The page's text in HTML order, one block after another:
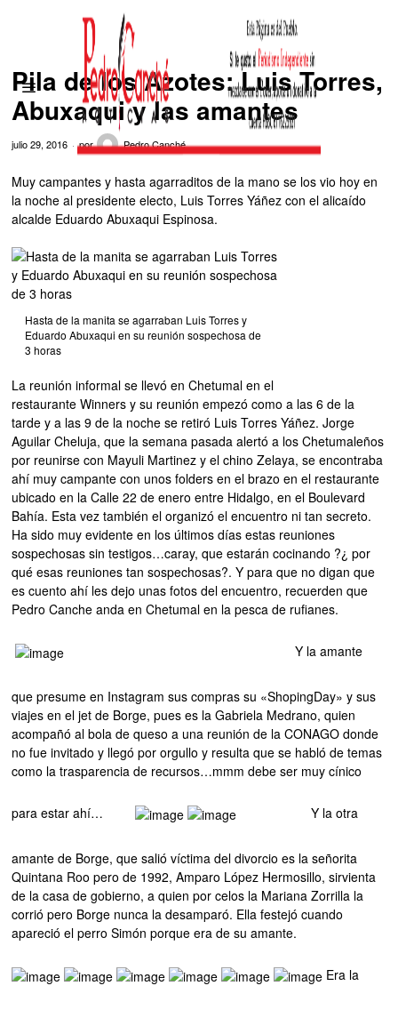
Pila de los Azotes: Luis Torres,
Abuxaqui y las amantes
julio 29, 2016 por Pedro Canché
Muy campantes y hasta agarraditos de la mano se los vio hoy en
la noche al presidente electo, Luis Torres Yáñez con el alicaído
alcalde Eduardo Abuxaqui Espinosa.
Hasta de la manita se agarraban Luis Torres y
Eduardo Abuxaqui en su reunión sospechosa de
3 horas
La reunión informal se llevó en Chetumal en el
restaurante Winners y su reunión empezó como a las 6 de la
tarde y a las 9 de la noche se retiró Luis Torres Yáñez. Jorge
Aguilar Cheluja, que la semana pasada alertó a los Chetumaleños
por reunirse con Mayuli Martinez y el chino Zelaya, se encontraba
ahí muy campante con unos folders en el brazo en el restaurante
ubicado en la Calle 22 de enero entre Hidalgo, en el Boulevard
Bahía. Esta vez también el organizó el encuentro ni tan secreto.
Ha sido muy evidente en los últimos días estas reuniones
sospechosas sin testigos…caray, que estarán cocinando ?¿ por
qué esas reuniones tan sospechosas?. Y para que no digan que
es cuento ahí les dejo unas fotos del encuentro, recuerden que
Pedro Canche anda en Chetumal en la pesca de rufianes.
Y la amante
que presume en Instagram sus compras su «ShopingDay» y sus
viajes en el jet de Borge, pues es la Gabriela Medrano, quien
acompañó al bola de queso a una reunión de la CONAGO donde
no fue invitado y llegó por orgullo y resulta que se habló de temas
como la trasparencia de recursos…mmm debe ser muy cínico
para estar ahí… Y la otra
amante de Borge, que salió víctima del divorcio es la señorita
Quintana Roo pero de 1992, Amparo López Hermosillo, sirvienta
de la casa de gobierno, a quien por celos la Mariana Zorrilla la
corrió pero Borge nunca la desamparó. Ella festejó cuando
apareció el perro Simón porque era de su amante.
Era la